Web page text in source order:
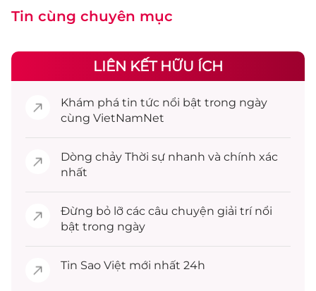
Tin cùng chuyên mục
LIÊN KẾT HỮU ÍCH
Khám phá tin tức nổi bật trong ngày
cùng VietNamNet
Dòng chảy Thời sự nhanh và chính xác
nhất
Đừng bỏ lỡ các câu chuyện giải trínổi
bật trong ngày
Tin Sao Việt mới nhất 24h